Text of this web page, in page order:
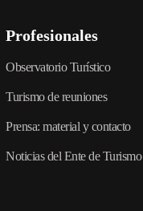
Profesionales
Observatorio Turístico
Turismo de reuniones
Prensa: material y contacto
Noticias del Ente de Turismo